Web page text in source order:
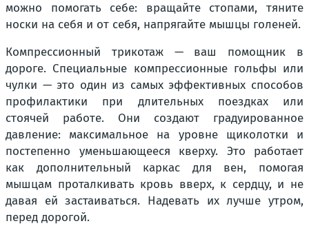
можно помогать себе: вращайте стопами, тяните
носки на себя и от себя, напрягайте мышцы голеней.
Компрессионный трикотаж — ваш помощник в
дороге. Специальные компрессионные гольфы или
чулки — это один из самых эффективных способов
профилактики при длительных поездках или
стоячей работе. Они создают градуированное
давление: максимальное на уровне щиколотки и
постепенно уменьшающееся кверху. Это работает
как дополнительный каркас для вен, помогая
мышцам проталкивать кровь вверх, к сердцу, и не
давая ей застаиваться. Надевать их лучше утром,
перед дорогой.